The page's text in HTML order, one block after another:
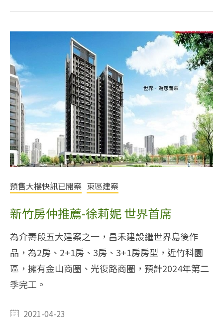
預售大樓快訊已開案 東區建案
新竹房仲推薦-徐莉妮 世界首席
為介壽段五大建案之一，昌禾建設繼世界島後作
品，為2房、2+1房、3房、3+1房房型，近竹科園
區，擁有金山商圈、光復路商圈，預計2024年第二
季完工。
2021-04-23